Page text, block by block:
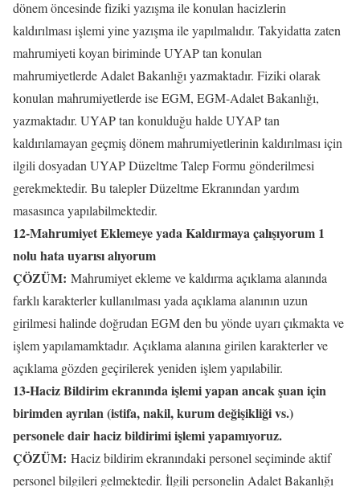
dönem öncesinde fiziki yazışma ile konulan hacizlerin
kaldırılması işlemi yine yazışma ile yapılmalıdır. Takyidatta zaten
mahrumiyeti koyan biriminde UYAP tan konulan
mahrumiyetlerde Adalet Bakanlığı yazmaktadır. Fiziki olarak
konulan mahrumiyetlerde ise EGM, EGM-Adalet Bakanlığı,
yazmaktadır. UYAP tan konulduğu halde UYAP tan
kaldırılamayan geçmiş dönem mahrumiyetlerinin kaldırılması için
ilgili dosyadan UYAP Düzeltme Talep Formu gönderilmesi
gerekmektedir. Bu talepler Düzeltme Ekranından yardım
masasınca yapılabilmektedir.
12-Mahrumiyet Eklemeye yada Kaldırmaya çalışıyorum 1
nolu hata uyarısı alıyorum
ÇÖZÜM: Mahrumiyet ekleme ve kaldırma açıklama alanında
farklı karakterler kullanılması yada açıklama alanının uzun
girilmesi halinde doğrudan EGM den bu yönde uyarı çıkmakta ve
işlem yapılamamktadır. Açıklama alanına girilen karakterler ve
açıklama gözden geçirilerek yeniden işlem yapılabilir.
13-Haciz Bildirim ekranında işlemi yapan ancak şuan için
birimden ayrılan (istifa, nakil, kurum değişikliği vs.)
personele dair haciz bildirimi işlemi yapamıyoruz.
ÇÖZÜM: Haciz bildirim ekranındaki personel seçiminde aktif
personel bilgileri gelmektedir. İlgili personelin Adalet Bakanlığı